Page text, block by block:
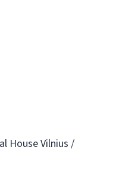
House Vilnius /